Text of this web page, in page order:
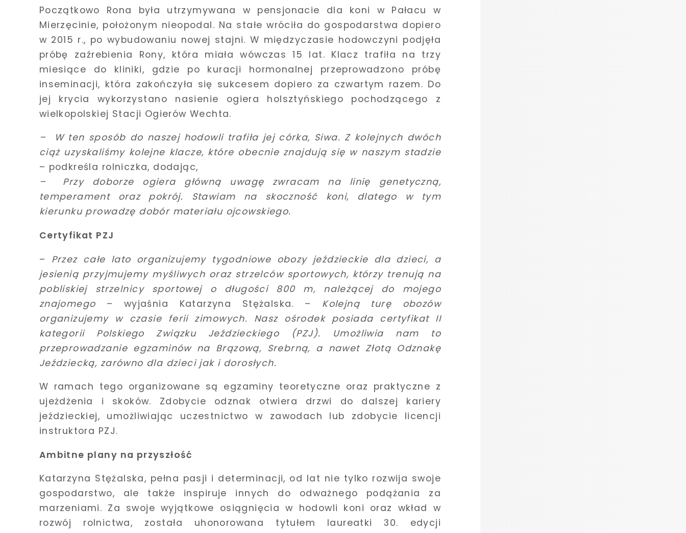
Początkowo Rona była utrzymywana w pensjonacie dla koni w Pałacu w
Mierzęcinie, położonym nieopodal. Na stałe wróciła do gospodarstwa dopiero
w 2015 r., po wybudowaniu nowej stajni. W międzyczasie hodowczyni podjęła
próbę zaźrebienia Rony, która miała wówczas 15 lat. Klacz trafiła na trzy
miesiące do kliniki, gdzie po kuracji hormonalnej przeprowadzono próbę
inseminacji, która zakończyła się sukcesem dopiero za czwartym razem. Do
jej krycia wykorzystano nasienie ogiera holsztyńskiego pochodzącego z
wielkopolskiej Stacji Ogierów Wechta.
–
W ten sposób do naszej hodowli trafiła jej córka, Siwa. Z kolejnych dwóch
ciąż uzyskaliśmy kolejne klacze, które obecnie znajdują się w naszym stadzie
– podkreśla rolniczka, dodając,
–
Przy doborze ogiera główną uwagę zwracam na linię genetyczną,
temperament oraz pokrój. Stawiam na skoczność koni, dlatego w tym
kierunku prowadzę dobór materiału ojcowskiego.
Certyfikat PZJ
– Przez całe lato organizujemy tygodniowe obozy jeździeckie dla dzieci, a
jesienią przyjmujemy myśliwych oraz strzelców sportowych, którzy trenują na
pobliskiej strzelnicy sportowej o długości 800 m, należącej do mojego
znajomego – wyjaśnia Katarzyna Stężalska. – Kolejną turę obozów
organizujemy w czasie ferii zimowych. Nasz ośrodek posiada certyfikat II
kategorii Polskiego Związku Jeździeckiego (PZJ). Umożliwia nam to
przeprowadzanie egzaminów na Brązową, Srebrną, a nawet Złotą Odznakę
Jeździecką, zarówno dla dzieci jak i dorosłych.
W ramach tego organizowane są egzaminy teoretyczne oraz praktyczne z
ujeżdżenia i skoków. Zdobycie odznak otwiera drzwi do dalszej kariery
jeździeckiej, umożliwiając uczestnictwo w zawodach lub zdobycie licencji
instruktora PZJ.
Ambitne plany na przyszłość
Katarzyna Stężalska, pełna pasji i determinacji, od lat nie tylko rozwija swoje
gospodarstwo, ale także inspiruje innych do odważnego podążania za
marzeniami. Za swoje wyjątkowe osiągnięcia w hodowli koni oraz wkład w
rozwój rolnictwa, została uhonorowana tytułem laureatki 30. edycji